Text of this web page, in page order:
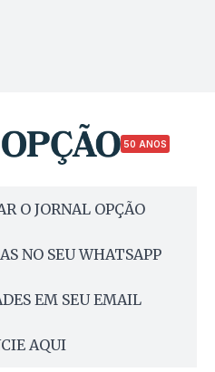
50 ANOS
O JORNAL OPÇÃO
NO SEU WHATSAPP
EM SEU EMAIL
AQUI